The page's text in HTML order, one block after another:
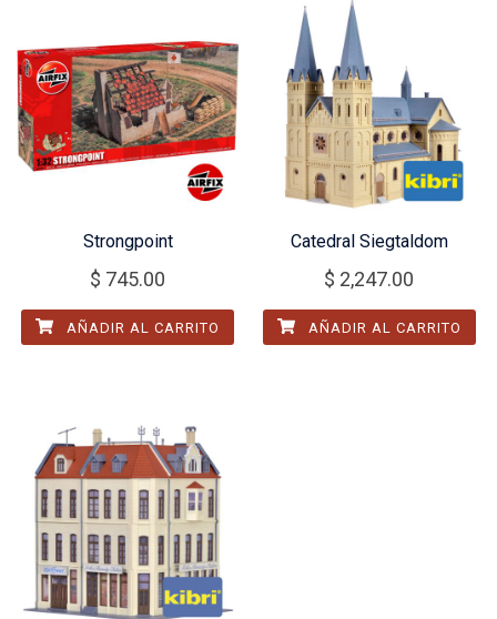
Strongpoint
$ 745.00
AÑADIR AL CARRITO
Catedral Siegtaldom
$ 2,247.00
AÑADIR AL CARRITO